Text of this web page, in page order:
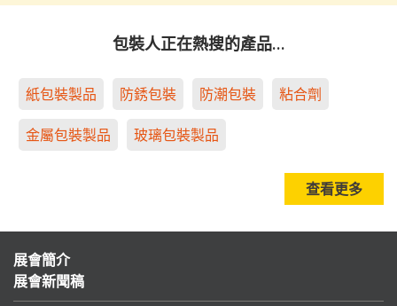
包裝人正在熱搜的產品…
紙包裝製品 防銹包裝 防潮包裝 粘合劑
金屬包裝製品 玻璃包裝製品
查看更多
展會簡介
展會新聞稿